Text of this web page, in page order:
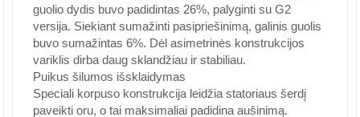
guolio dydis buvo padidintas 26%, palyginti su G2
versija. Siekiant sumažinti pasipriešinimą, galinis guolis
buvo sumažintas 6%. Dėl asimetrinės konstrukcijos
variklis dirba daug sklandžiau ir stabiliau.
Puikus šilumos išsklaidymas
Speciali korpuso konstrukcija leidžia statoriaus šerdį
paveikti oru, o tai maksimaliai padidina aušinimą.